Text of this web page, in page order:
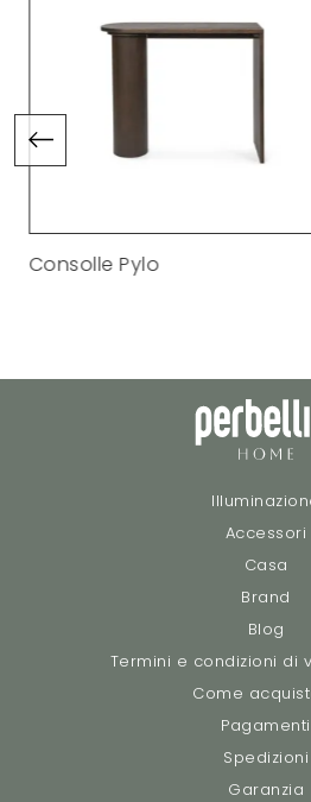
Consolle Pylo
Accessori
Casa
Brand
Blog
Termini e condizioni di
Come
Pagamenti
Spedizioni
Garanzia